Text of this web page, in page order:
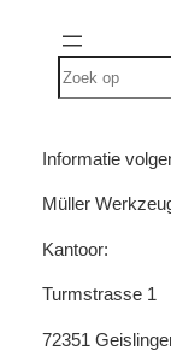
Zoeken
Informatie
Müller
Kantoor:
Turmstrasse 1
72351